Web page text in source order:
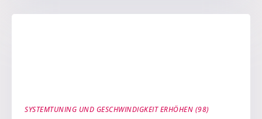
SYSTEMTUNING UND GESCHWINDIGKEIT ERHÖHEN (98)